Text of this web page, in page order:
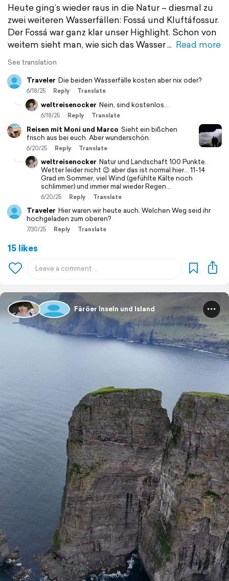
Heute ging’s wieder raus in die Natur – diesmal zu
zwei weiteren Wasserfällen: Fossá und Kluftáfossur.
Der Fossá war ganz klar unser Highlight. Schon von
weitem sieht man, wie sich das Wasser
Read more
See translation
Traveler Die beiden Wasserfälle kosten aber nix oder?
6/18/25 Reply Translate
weltreisenocker Nein, sind kostenlos...
6/18/25 Reply Translate
Reisen mit Moni und Marco Sieht ein bißchen
frisch aus bei euch. Aber wunderschön.
6/20/25 Reply Translate
weltreisenocker Natur und Landschaft 100 Punkte.
Wetter leider nicht 😉 aber das ist normal hier... 11-14
Grad im Sommer, viel Wind (gefühlte Kälte noch
schlimmer) und immer mal wieder Regen...
6/20/25 Reply Translate
Traveler Hier waren wir heute auch. Welchen Weg seid ihr
hochgeladen zum oberen?
7/30/25 Reply Translate
15 likes
Färöer Inseln und Island